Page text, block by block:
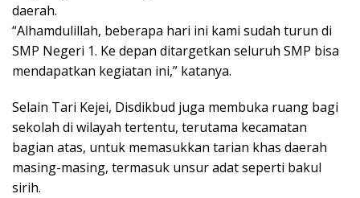
daerah.
“Alhamdulillah, beberapa hari ini kami sudah turun di
SMP Negeri 1. Ke depan ditargetkan seluruh SMP bisa
mendapatkan kegiatan ini,” katanya.
Selain Tari Kejei, Disdikbud juga membuka ruang bagi
sekolah di wilayah tertentu, terutama kecamatan
bagian atas, untuk memasukkan tarian khas daerah
masing-masing, termasuk unsur adat seperti bakul
sirih.